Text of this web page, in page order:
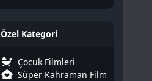
Özel Kategori
Çocuk Filmleri
Süper Kahraman Filmleri